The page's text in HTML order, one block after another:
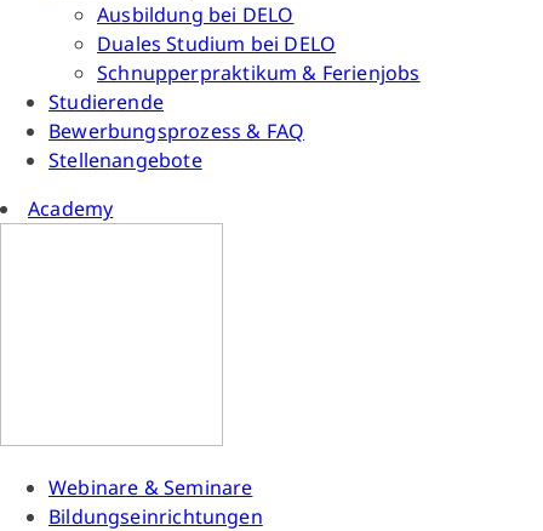
Ausbildung bei DELO
Duales Studium bei DELO
Schnupperpraktikum & Ferienjobs
Studierende
Bewerbungsprozess & FAQ
Stellenangebote
Academy
Webinare & Seminare
Bildungseinrichtungen